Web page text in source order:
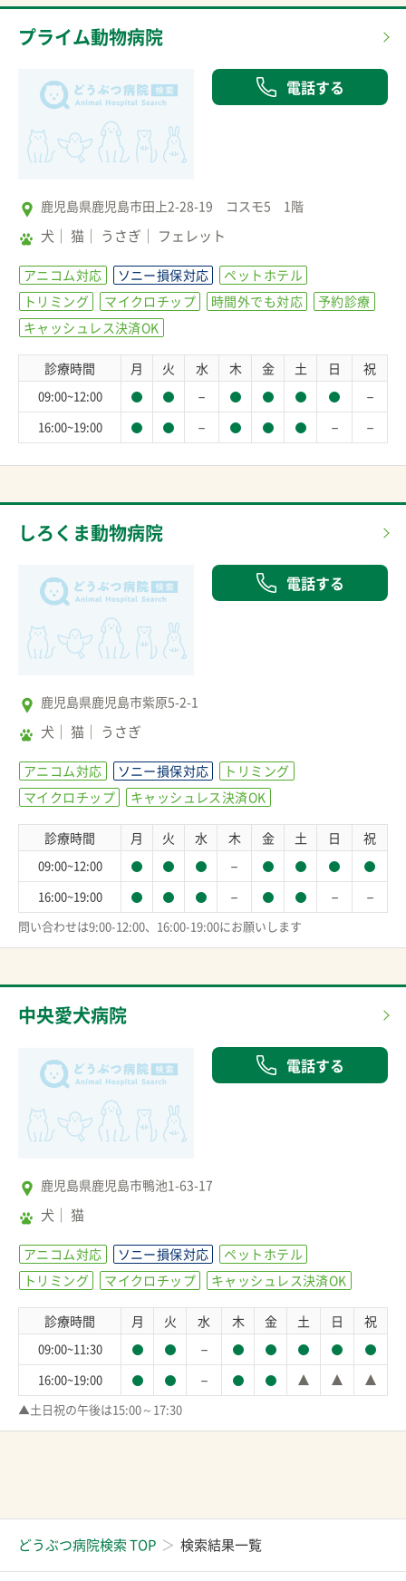
プライム動物病院
電話する
鹿児島県鹿児島市田上2-28-19 コスモ5 1階
犬 猫 うさぎ フェレット
アニコム対応 ソニー損保対応
ペットホテル
トリミング
マイクロチップ 時間外でも対応
予約診療
キャッシュレス決済OK
診療時間 月 火 水 木 金 土 日 祝
09:00~12:00 － －
16:00~19:00 － － －
しろくま動物病院
電話する
鹿児島県鹿児島市紫原5-2-1
犬 猫 うさぎ
アニコム対応 ソニー損保対応
トリミング
マイクロチップ
キャッシュレス決済OK
診療時間 月 火 水 木 金 土 日 祝
09:00~12:00 －
16:00~19:00 － － －
問い合わせは9:00-12:00、16:00-19:00にお願いします
中央愛犬病院
電話する
鹿児島県鹿児島市鴨池1-63-17
犬 猫
アニコム対応 ソニー損保対応
ペットホテル
トリミング
マイクロチップ キャッシュレス決済OK
診療時間 月 火 水 木 金 土 日 祝
09:00~11:30 －
16:00~19:00 －
▲土日祝の午後は15:00～17:30
どうぶつ病院検索 TOP 検索結果一覧